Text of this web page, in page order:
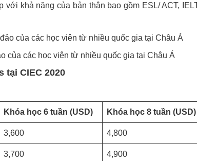
khả năng của bản thân bao gồm ESL/ ACT,
của các học viên từ nhiều quốc gia tại Châu Á
tại CIEC 2020
Khóa học 6 tuần (USD) Khóa học 8 tuần (USD)
3,600 4,800
3,700 4,900